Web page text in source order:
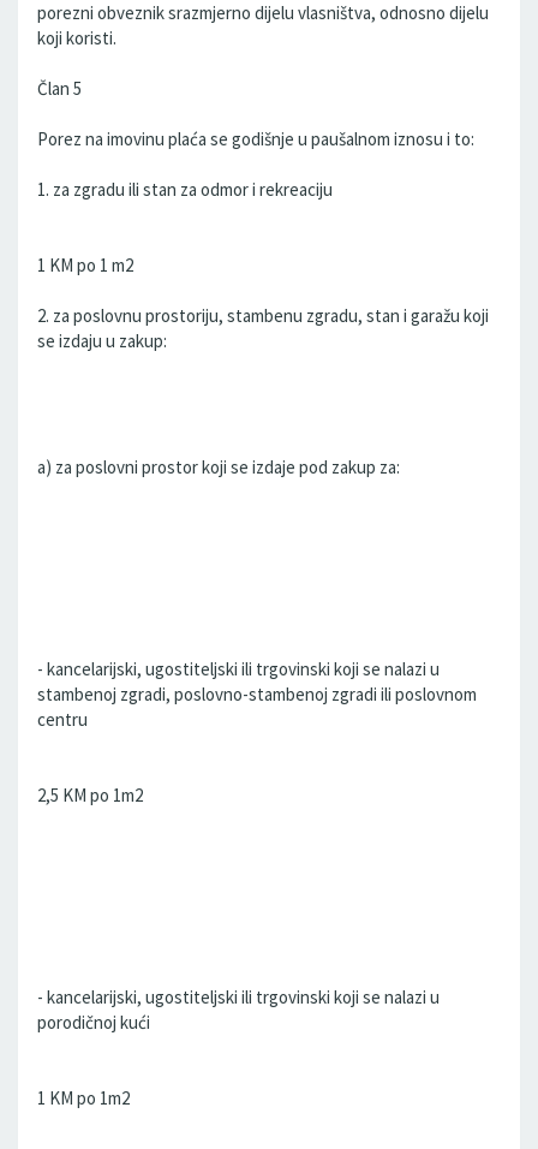
porezni obveznik srazmjerno dijelu vlasništva, odnosno dijelu
koji koristi.
Član 5
Porez na imovinu plaća se godišnje u paušalnom iznosu i to:
1. za zgradu ili stan za odmor i rekreaciju
1 KM po 1 m2
2. za poslovnu prostoriju, stambenu zgradu, stan i garažu koji
se izdaju u zakup:
a) za poslovni prostor koji se izdaje pod zakup za:
- kancelarijski, ugostiteljski ili trgovinski koji se nalazi u
stambenoj zgradi, poslovno-stambenoj zgradi ili poslovnom
centru
2,5 KM po 1m2
- kancelarijski, ugostiteljski ili trgovinski koji se nalazi u
porodičnoj kući
1 KM po 1m2